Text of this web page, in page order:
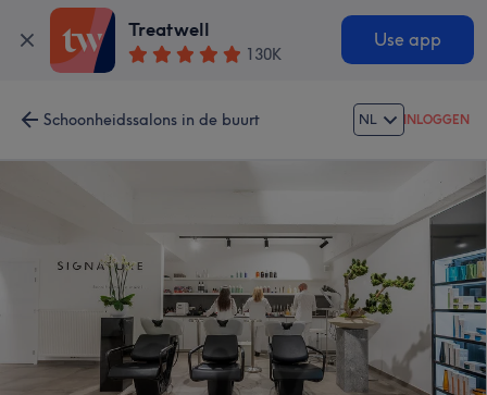
Treatwell
130K
Use app
Schoonheidssalons in de buurt NL INLOGGEN